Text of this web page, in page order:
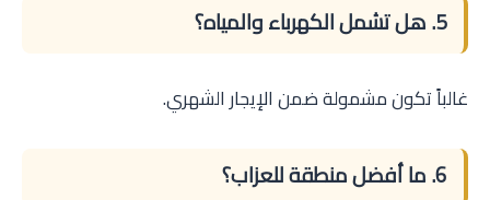
5. هل تشمل الكهرباء والمياه؟
غالباً تكون مشمولة ضمن الإيجار الشهري.
6. ما أفضل منطقة للعزاب؟